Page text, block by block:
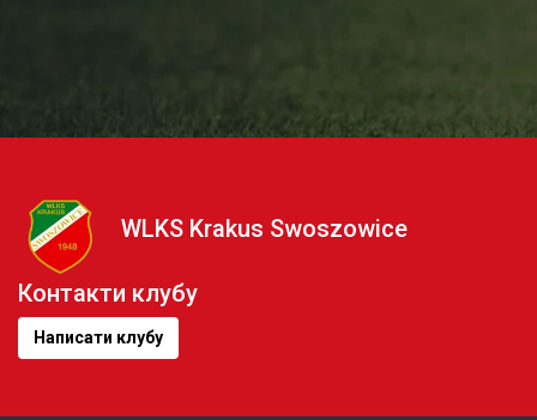
WLKS Krakus Swoszowice
Контакти клубу
Написати клубу